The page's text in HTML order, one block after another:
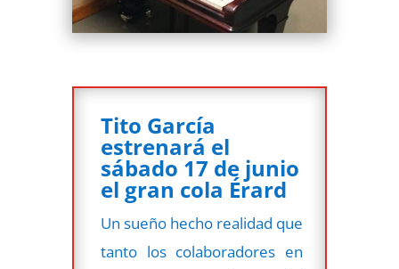
Tito García
estrenará el
sábado 17 de junio
el gran cola Érard
Un sueño hecho realidad que
tanto los colaboradores en